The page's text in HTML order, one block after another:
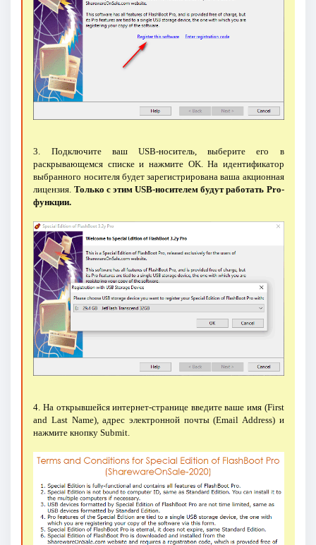
3. Подключите ваш USB-носитель, выберите его в
раскрывающемся списке и нажмите OK. На идентификатор
выбранного носителя будет зарегистрирована ваша акционная
лицензия. Только с этим USB-носителем будут работать Pro-
функции.
4. На открывшейся интернет-странице введите ваше имя (First
and Last Name), адрес электронной почты (Email Address) и
нажмите кнопку Submit.